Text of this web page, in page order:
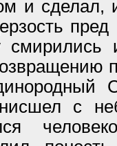
и сделал,
смирились
с